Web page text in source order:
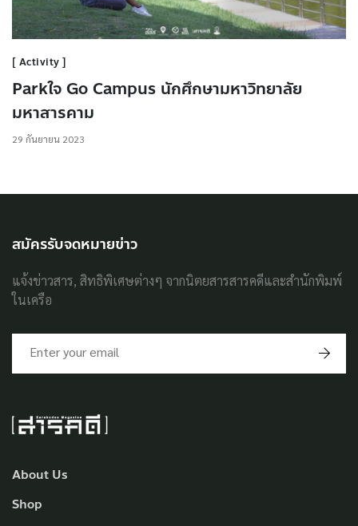
Activity
Parkใจ Go Campus นักศึกษามหาวิทยาลัย
มหาสารคาม
29 กันยายน 2023
About Us
Shop
สมัครรับจดหมายข่าว
แจ้งข่าวสาร, สิทธิพิเศษต่างๆ จากนิตยสารสารคดีและสำนักพิมพ์
ในเครือ